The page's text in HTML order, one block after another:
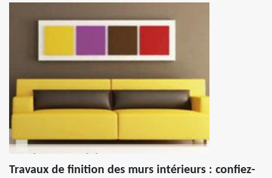
Travaux de finition des murs intérieurs : confiez-